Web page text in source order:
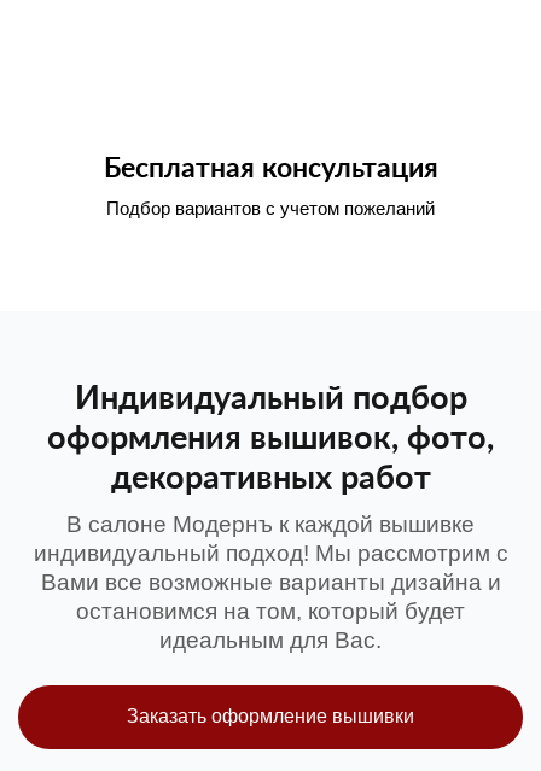
Бесплатная консультация
Подбор вариантов с учетом пожеланий
Индивидуальный подбор
оформления вышивок, фото,
декоративных работ
В салоне Модернъ к каждой вышивке
индивидуальный подход! Мы рассмотрим с
Вами все возможные варианты дизайна и
остановимся на том, который будет
идеальным для Вас.
Заказать оформление вышивки